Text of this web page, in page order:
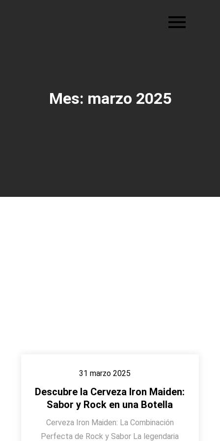
Mes: marzo 2025
31 marzo 2025
Descubre la Cerveza Iron Maiden:
Sabor y Rock en una Botella
Cerveza Iron Maiden: La Combinación
Perfecta de Rock y Sabor La legendaria